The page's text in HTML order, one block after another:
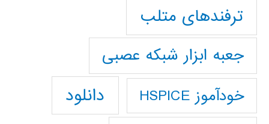
ترفندهای متلب
جعبه ابزار شبکه عصبی
خودآموز HSPICE دانلود